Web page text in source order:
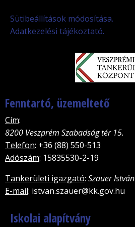
Sütibeállítások módosítása.
Adatkezelési tájékoztató.
Fenntartó, üzemeltető
Cím:
8200 Veszprém Szabadság tér 15.
Telefon: +36 (88) 550-513
Adószám: 15835530-2-19
Tankerületi igazgató: Szauer István
E-mail: istvan.szauer@kk.gov.hu
Iskolai alapítvány